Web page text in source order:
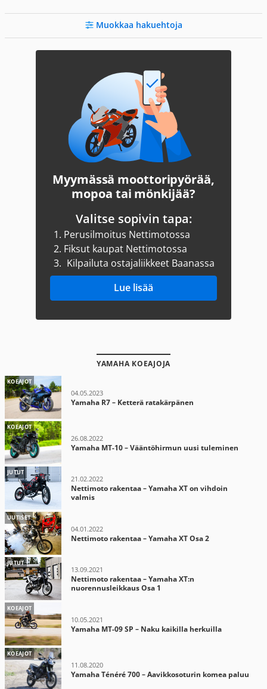
Muokkaa hakuehtoja
Myymässä moottoripyörää,
mopoa tai mönkijää?
Valitse sopivin tapa:
1. Perusilmoitus Nettimotossa
2. Fiksut kaupat Nettimotossa
3. Kilpailuta ostajaliikkeet Baanassa
Lue lisää
YAMAHA KOEAJOJA
KOEAJOT
04.05.2023
Yamaha R7 – Ketterä ratakärpänen
KOEAJOT
26.08.2022
Yamaha MT-10 – Vääntöhirmun uusi tuleminen
JUTUT
21.02.2022
Nettimoto rakentaa – Yamaha XT on vihdoin
valmis
UUTISET
04.01.2022
Nettimoto rakentaa – Yamaha XT Osa 2
JUTUT
13.09.2021
Nettimoto rakentaa – Yamaha XT:n
nuorennusleikkaus Osa 1
KOEAJOT
10.05.2021
Yamaha MT-09 SP – Naku kaikilla herkuilla
KOEAJOT
11.08.2020
Yamaha Ténéré 700 – Aavikkosoturin komea paluu